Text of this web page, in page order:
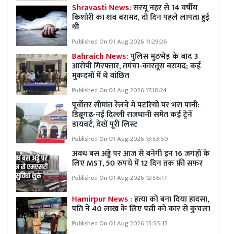
Shravasti News:सरयू नहर से 14 वर्षीय
किशोरी का शव बरामद, दो दिन पहले लापता हुई
थी
Published On 01 Aug 2026 11:29:26
Bahraich News:पुलिस मुठभेड़ के बाद 3
आरोपी गिरफ्तार, तमंचा-कारतूस बरामद; कई
मुकदमों में थे वांछित
Published On 01 Aug 2026 17:10:24
पूर्वोत्तर सीमांत रेलवे में पटरियों पर भरा पानी:
डिब्रूगढ़-नई दिल्ली राजधानी समेत कई ट्रेनें
डायवर्ट, देखें पूरी लिस्ट
Published On 01 Aug 2026 13:53:50
अवध बस अड्डे पर आज से बनेगी इन 16 जगहों के
लिए MST, 50 रुपये में 12 दिन तक फ्री सफर
Published On 01 Aug 2026 12:56:17
Hamirpur News :हत्या को बना दिया हादसा,
पति ने 40 लाख के लिए पत्नी को कार से कुचला
Published On 01 Aug 2026 15:55:15